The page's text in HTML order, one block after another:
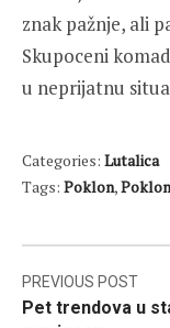
znak pažnje, ali
Skupoceni
u neprijatnu
Categories: Lutalica
Tags: Poklon,
Post
navigation
PREVIOUS POST
Pet trendova u